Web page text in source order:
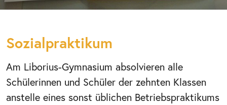
Sozialpraktikum
Am Liborius-Gymnasium absolvieren alle
Schülerinnen und Schüler der zehnten Klassen
anstelle eines sonst üblichen Betriebspraktikums